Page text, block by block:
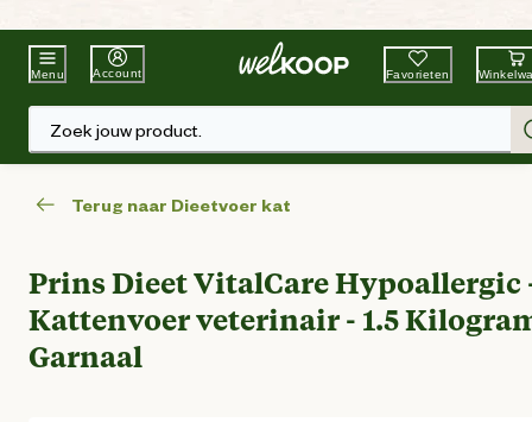
Beste WinkelketenTuin & Dier
Menu Account Favorieten
Zoek jouw product.
Terug naar Dieetvoer kat
Prins Dieet VitalCare Hypoallergic
Kattenvoer veterinair - 1.5
Garnaal